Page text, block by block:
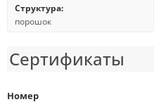
Структура:
порошок
Сертификаты
Номер